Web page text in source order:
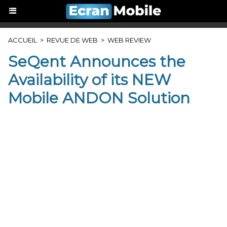
ACCUEIL > REVUE DE WEB > WEB REVIEW
SeQent Announces the
Availability of its NEW
Mobile ANDON Solution